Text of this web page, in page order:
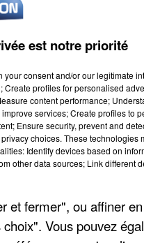
est notre priorité
consent and/or our legitimate
profiles for personalised
content performance;
services; Create profiles to
Ensure security, prevent and
choices. These technologies
Identify devices based on
other data sources; Link different
et fermer", ou affiner
Vous pouvez